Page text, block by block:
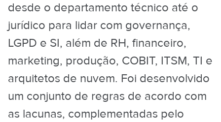
desde o departamento técnico até o
jurídico para lidar com governança,
LGPD e SI, além de RH, financeiro,
marketing, produção, COBIT, ITSM, TI e
arquitetos de nuvem. Foi desenvolvido
um conjunto de regras de acordo com
as lacunas, complementadas pelo